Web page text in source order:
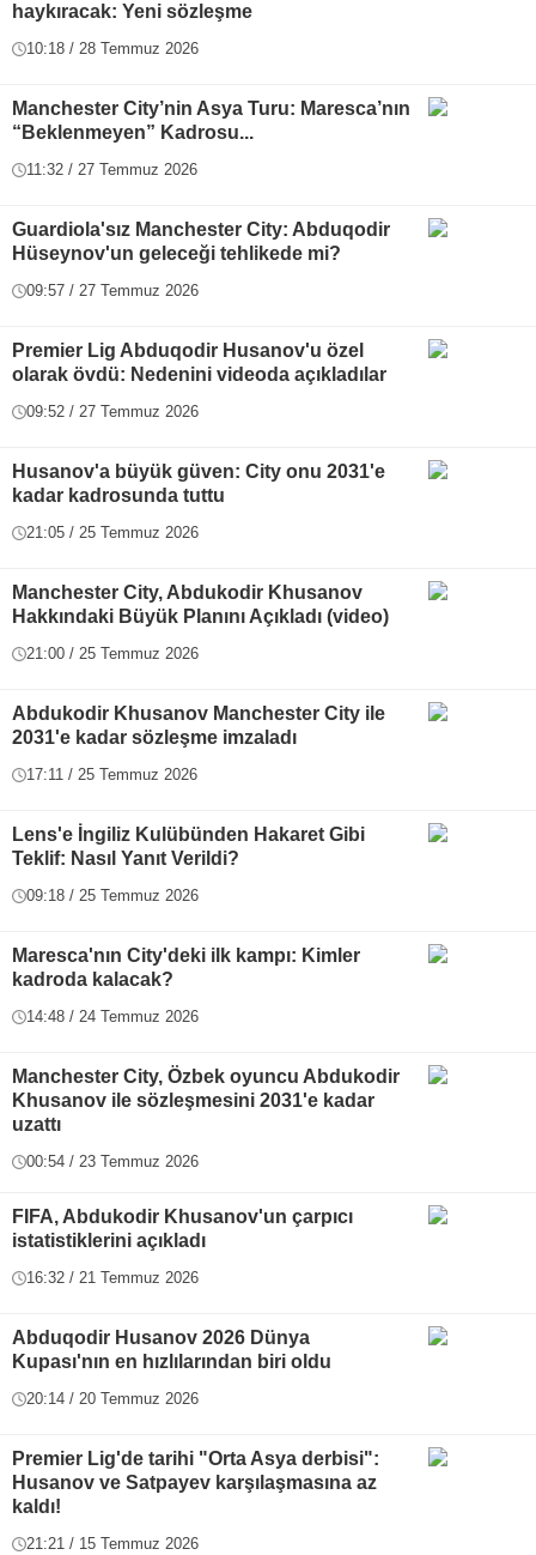
haykıracak: Yeni sözleşme
10:18 / 28 Temmuz 2026
Manchester City’nin Asya Turu: Maresca’nın
“Beklenmeyen” Kadrosu...
11:32 / 27 Temmuz 2026
Guardiola'sız Manchester City: Abduqodir
Hüseynov'un geleceği tehlikede mi?
09:57 / 27 Temmuz 2026
Premier Lig Abduqodir Husanov'u özel
olarak övdü: Nedenini videoda açıkladılar
09:52 / 27 Temmuz 2026
Husanov'a büyük güven: City onu 2031'e
kadar kadrosunda tuttu
21:05 / 25 Temmuz 2026
Manchester City, Abdukodir Khusanov
Hakkındaki Büyük Planını Açıkladı (video)
21:00 / 25 Temmuz 2026
Abdukodir Khusanov Manchester City ile
2031'e kadar sözleşme imzaladı
17:11 / 25 Temmuz 2026
Lens'e İngiliz Kulübünden Hakaret Gibi
Teklif: Nasıl Yanıt Verildi?
09:18 / 25 Temmuz 2026
Maresca'nın City'deki ilk kampı: Kimler
kadroda kalacak?
14:48 / 24 Temmuz 2026
Manchester City, Özbek oyuncu Abdukodir
Khusanov ile sözleşmesini 2031'e kadar
uzattı
00:54 / 23 Temmuz 2026
FIFA, Abdukodir Khusanov'un çarpıcı
istatistiklerini açıkladı
16:32 / 21 Temmuz 2026
Abduqodir Husanov 2026 Dünya
Kupası'nın en hızlılarından biri oldu
20:14 / 20 Temmuz 2026
Premier Lig'de tarihi "Orta Asya derbisi":
Husanov ve Satpayev karşılaşmasına az
kaldı!
21:21 / 15 Temmuz 2026